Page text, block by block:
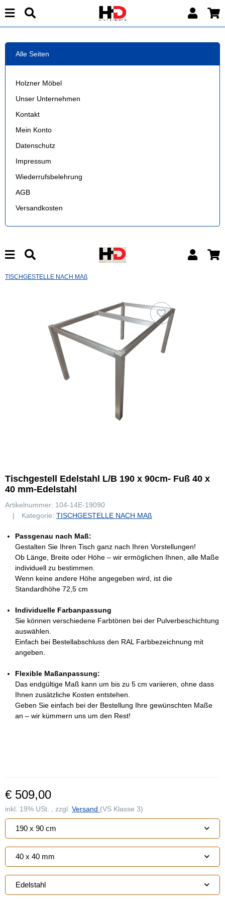
Alle Seiten
Holzner Möbel
Unser Unternehmen
Kontakt
Mein Konto
Datenschutz
Impressum
Wiederrufsbelehrung
AGB
Versandkosten
TISCHGESTELLE NACH MAß
Tischgestell Edelstahl L/B 190 x 90cm- Fuß 40 x
40 mm-Edelstahl
Artikelnummer: 104-14E-19090
Kategorie: TISCHGESTELLE NACH MAß
Passgenau nach Maß:
Gestalten Sie Ihren Tisch ganz nach Ihren Vorstellungen!
Ob Länge, Breite oder Höhe – wir ermöglichen Ihnen, alle Maße
individuell zu bestimmen.
Wenn keine andere Höhe angegeben wird, ist die
Standardhöhe 72,5 cm
Individuelle Farbanpassung
Sie können verschiedene Farbtönen bei der Pulverbeschichtung
auswählen.
Einfach bei Bestellabschluss den RAL Farbbezeichnung mit
angeben.
Flexible Maßanpassung:
Das endgültige Maß kann um bis zu 5 cm variieren, ohne dass
Ihnen zusätzliche Kosten entstehen.
Geben Sie einfach bei der Bestellung Ihre gewünschten Maße
an – wir kümmern uns um den Rest!
€ 509,00
inkl. 19% USt. , zzgl. Versand (VS Klasse 3)
190 x 90 cm
40 x 40 mm
Edelstahl